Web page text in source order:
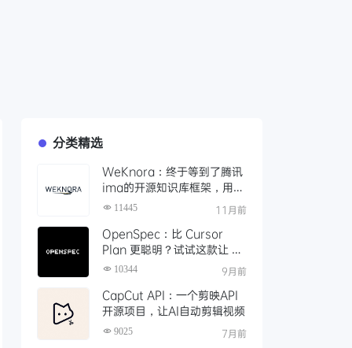
分类精选
WeKnora：终于等到了腾讯
ima的开源知识库框架，用
API 轻松打造本地智能文档检
11445 11月前
OpenSpec：比 Cursor
Plan 更聪明？试试这款让 AI
编码更靠谱的规范驱动工具
10344 9月前
CapCut API：一个剪映API
开源项目，让AI自动剪辑视频
9025 7月前